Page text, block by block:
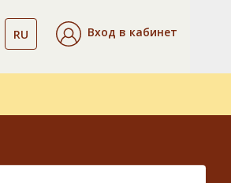
RU Вход в кабинет